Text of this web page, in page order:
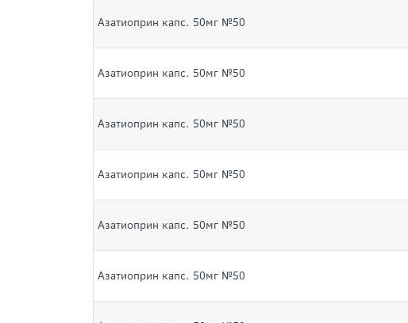
Азатиоприн капс. 50мг №50
Азатиоприн капс. 50мг №50
Азатиоприн капс. 50мг №50
Азатиоприн капс. 50мг №50
Азатиоприн капс. 50мг №50
Азатиоприн капс. 50мг №50